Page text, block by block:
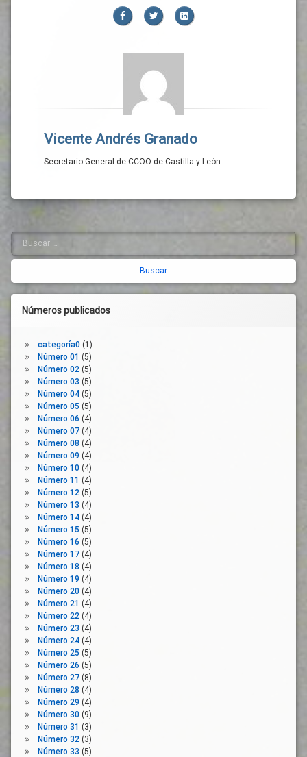
FacebookTwitterLinkedIn
Vicente Andrés Granado
Secretario General de CCOO de Castilla y León
Barra
lateral
derecha
Buscar:
Números publicados
categoría0(1)
Número 01 (5)
Número 02(5)
Número 03 (5)
Número 04(5)
Número 05 (5)
Número 06 (4)
Número 07(4)
Número 08 (4)
Número 09 (4)
Número 10(4)
Número 11 (4)
Número 12(5)
Número 13 (4)
Número 14(4)
Número 15 (5)
Número 16 (5)
Número 17(4)
Número 18 (4)
Número 19 (4)
Número 20(4)
Número 21 (4)
Número 22(4)
Número 23 (4)
Número 24(4)
Número 25 (5)
Número 26 (5)
Número 27(8)
Número 28 (4)
Número 29 (4)
Número 30(9)
Número 31 (3)
Número 32(3)
Número 33 (5)